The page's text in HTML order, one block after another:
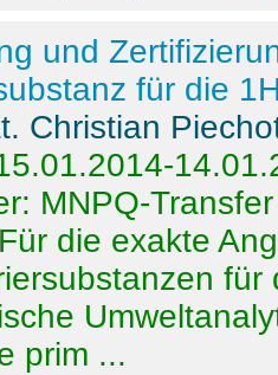
und
für die
Christian
MNPQ-Transfer
Für die exakte
prim ...